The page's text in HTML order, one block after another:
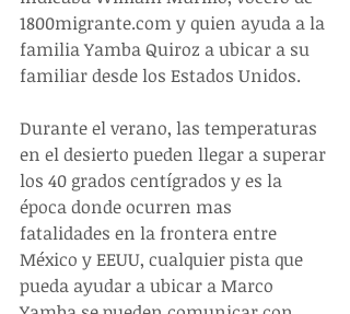
1800migrante.com y quien ayuda a la
familia Yamba Quiroz a ubicar a su
familiar desde los Estados Unidos.
Durante el verano, las temperaturas
en el desierto pueden llegar a superar
los 40 grados centígrados y es la
época donde ocurren mas
fatalidades en la frontera entre
México y EEUU, cualquier pista que
pueda ayudar a ubicar a Marco